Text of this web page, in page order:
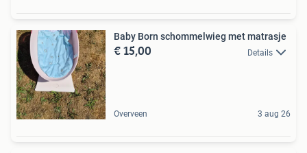
Baby Born schommelwieg met matrasje
€ 15,00 Details
Overveen 3 aug 26